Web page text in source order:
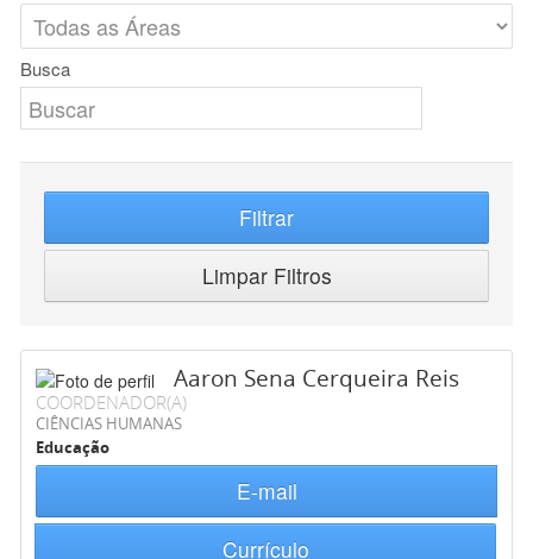
Busca
Filtrar
Limpar Filtros
Aaron Sena Cerqueira Reis
COORDENADOR(A)
CIÊNCIAS HUMANAS
Educação
E-mail
Currículo